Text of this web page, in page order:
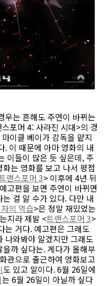
우는 흔해도 주연이 바뀌는
포머 4: 사라진 시대>의 경
이클 베이가 감독을 맡지
. 이 때문에 아마 영화의 내
이들이 많은 듯 싶은데, 주
는 영화를 보고 나서 평점
랜스포머 3> 이후에 4년 뒤
고편을 보면 주연이 바뀌면
걸 알 수가 있다. 다만 내
의 역습>은 정말 재밌었는
지라 제발 <트랜스포머 3>
는 거다. 예고편은 그래도
나와봐야 알겠지만 그래도
까 싶다는. 게다가 올해부
관으로 출근하여 영화보고
도 있고 말이다. 6월 26일에
는 6월 26일이 아닐까 싶다